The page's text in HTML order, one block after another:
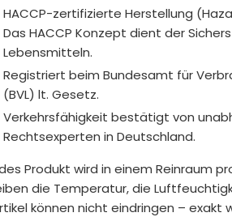
der
HACCP-zertifizierte Herstellung
Das HACCP Konzept dient der
Lebensmitteln.
Registriert beim Bundesamt für
(BVL) lt. Gesetz.
Verkehrsfähigkeit bestätigt von
Rechtsexperten in Deutschland.
Produkt wird in einem Reinraum
die Temperatur, die
können nicht eindringen –